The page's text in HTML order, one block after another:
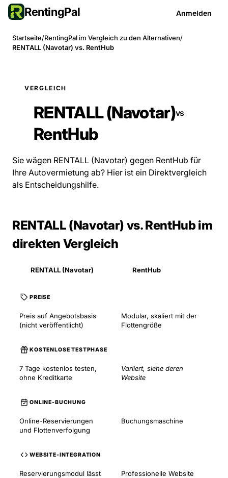
RentingPal Anmelden
Startseite/RentingPal im Vergleich zu den Alternativen/
RENTALL (Navotar) vs. RentHub
VERGLEICH
RENTALL (Navotar)vs
RentHub
Sie wägen RENTALL (Navotar) gegen RentHub für
Ihre Autovermietung ab? Hier ist ein Direktvergleich
als Entscheidungshilfe.
RENTALL (Navotar) vs. RentHub im
direkten Vergleich
RENTALL (Navotar) RentHub
PREISE
Preis auf Angebotsbasis
(nicht veröffentlicht)
Modular, skaliert mit der
Flottengröße
KOSTENLOSE TESTPHASE
7 Tage kostenlos testen,
ohne Kreditkarte
Variiert, siehe deren
Website
ONLINE-BUCHUNG
Online-Reservierungen
und Flottenverfolgung
Buchungsmaschine
WEBSITE-INTEGRATION
Reservierungsmodul lässt
Professionelle Website